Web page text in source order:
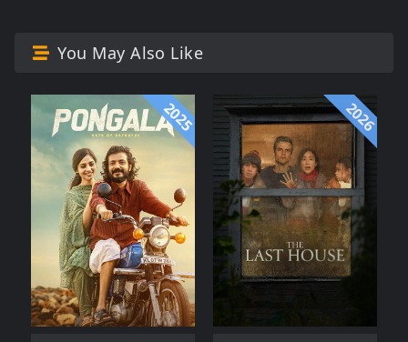
You May Also Like
2025 2026